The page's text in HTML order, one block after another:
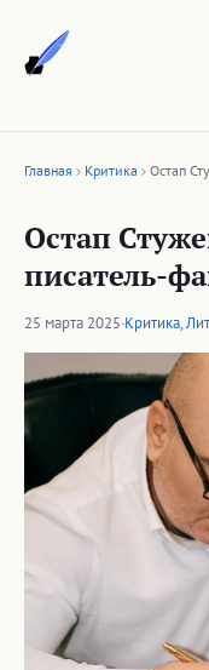
содержимому
Главная Критика Остап
Остап
писатель-
25 марта 2025·Критика,